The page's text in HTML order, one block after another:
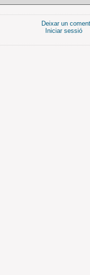
Deixar un
Iniciar sessió